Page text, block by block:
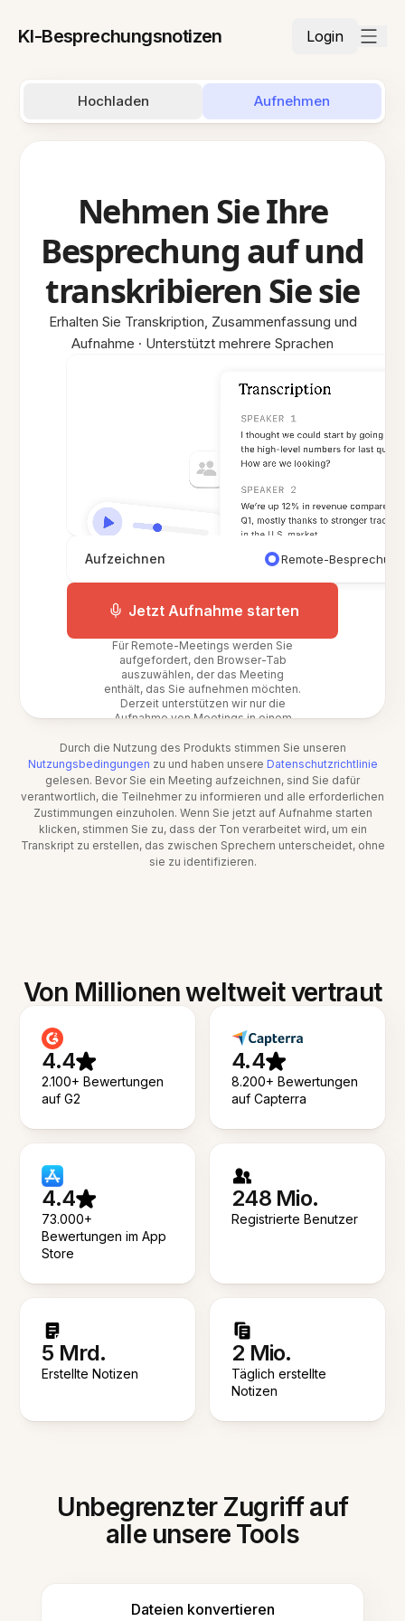
KI-Besprechungsnotizen Login
Hochladen Aufnehmen
Nehmen Sie Ihre
Besprechung auf und
transkribieren Sie sie
Erhalten Sie Transkription, Zusammenfassung und
Aufnahme · Unterstützt mehrere Sprachen
Aufzeichnen Remote-Besprechung
Jetzt Aufnahme starten
Für Remote-Meetings werden Sie
aufgefordert, den Browser-Tab
auszuwählen, der das Meeting
enthält, das Sie aufnehmen möchten.
Derzeit unterstützen wir nur die
Aufnahme von Meetings in einem
Durch die Nutzung des Produkts stimmen Sie unseren
Nutzungsbedingungen zu und haben unsere Datenschutzrichtlinie
gelesen. Bevor Sie ein Meeting aufzeichnen, sind Sie dafür
verantwortlich, die Teilnehmer zu informieren und alle erforderlichen
Zustimmungen einzuholen. Wenn Sie jetzt auf Aufnahme starten
klicken, stimmen Sie zu, dass der Ton verarbeitet wird, um ein
Transkript zu erstellen, das zwischen Sprechern unterscheidet, ohne
sie zu identifizieren.
Von Millionen weltweit vertraut
4.4
2.100+ Bewertungen
auf G2
4.4
8.200+ Bewertungen
auf Capterra
4.4
73.000+
Bewertungen im App
Store
248 Mio.
Registrierte Benutzer
5 Mrd.
Erstellte Notizen
2 Mio.
Täglich erstellte
Notizen
Unbegrenzter Zugriff auf
alle unsere Tools
Dateien konvertieren